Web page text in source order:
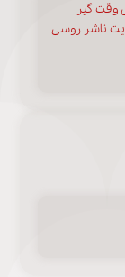
وقت گیر
ناشر روسی